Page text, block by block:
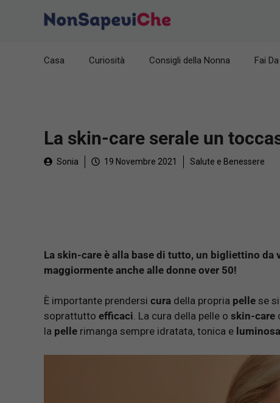
Casa Curiosità Consigli della Nonna Fai
La skin-care serale un
Sonia 19 Novembre 2021 Salute e Benessere
La skin-care è alla base di tutto, un bigliettino
maggiormente anche alle donne over 50!
È importante prendersi cura della propria pelle se
soprattutto efficaci. La cura della pelle o skin-care
la pelle rimanga sempre idratata, tonica e luminosa